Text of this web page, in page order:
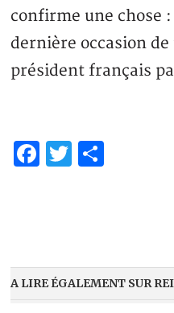
confirme une chose
dernière occasion
président français
Facebook
Twitter
A LIRE ÉGALEMENT SUR